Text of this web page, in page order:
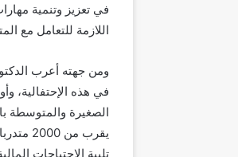
في تعزيز وتنمية
اللازمة للتعامل مع
ومن جهته أعرب
يقرب
تلبية الاحتياجات